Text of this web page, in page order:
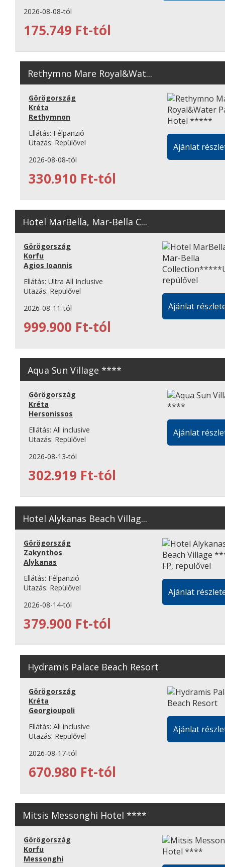
2026-08-08-tól
175.749 Ft-tól
Rethymno Mare Royal&Wat...
Görögország
Kréta
Rethymnon
Ellátás: Félpanzió
Utazás: Repülővel
2026-08-08-tól
330.910 Ft-tól
Ajánlat
Hotel MarBella, Mar-Bella C...
Görögország
Korfu
Agios Ioannis
Ellátás: Ultra All Inclusive
Utazás: Repülővel
2026-08-11-tól
999.900 Ft-tól
Ajánlat
Aqua Sun Village ****
Görögország
Kréta
Hersonissos
Ellátás: All inclusive
Utazás: Repülővel
2026-08-13-tól
302.919 Ft-tól
Ajánlat
Hotel Alykanas Beach Villag...
Görögország
Zakynthos
Alykanas
Ellátás: Félpanzió
Utazás: Repülővel
2026-08-14-tól
379.900 Ft-tól
Ajánlat
Hydramis Palace Beach Resort
Görögország
Kréta
Georgioupoli
Ellátás: All inclusive
Utazás: Repülővel
2026-08-17-tól
670.980 Ft-tól
Ajánlat
Mitsis Messonghi Hotel ****
Görögország
Korfu
Messonghi